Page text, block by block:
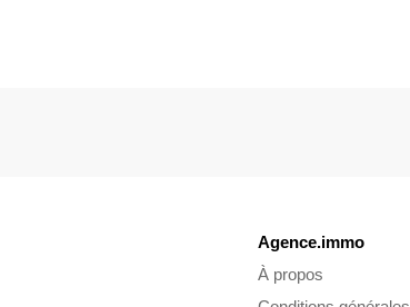
Agence.immo
À propos